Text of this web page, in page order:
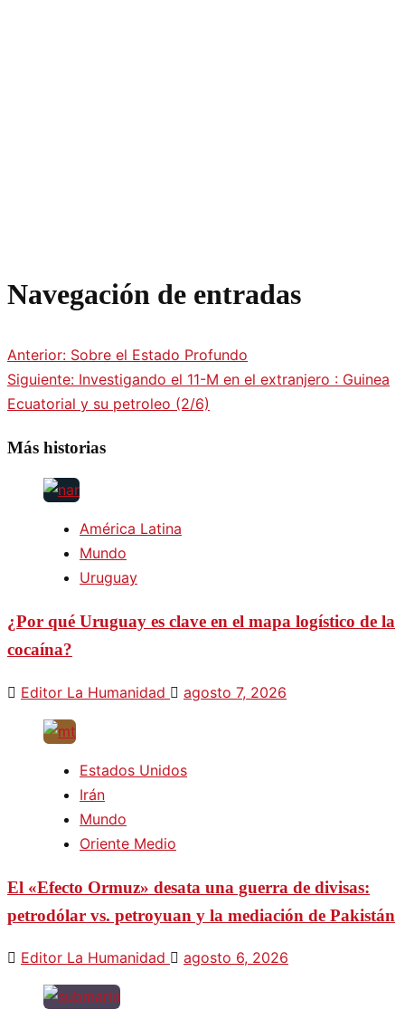
Navegación de entradas
Anterior: Sobre el Estado Profundo
Siguiente: Investigando el 11-M en el extranjero : Guinea
Ecuatorial y su petroleo (2/6)
Más historias
América Latina
Mundo
Uruguay
¿Por qué Uruguay es clave en el mapa logístico de la
cocaína?
Editor La Humanidad agosto 7, 2026
Estados Unidos
Irán
Mundo
Oriente Medio
El «Efecto Ormuz» desata una guerra de divisas:
petrodólar vs. petroyuan y la mediación de Pakistán
Editor La Humanidad agosto 6, 2026